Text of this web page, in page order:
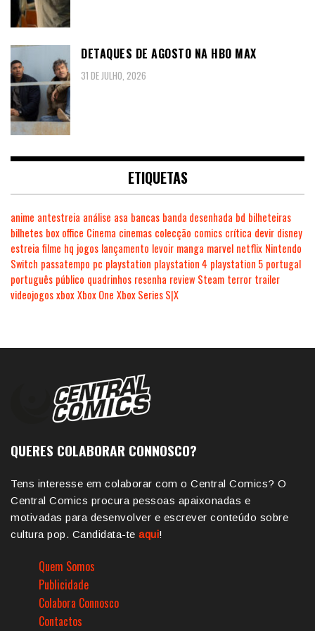
DETAQUES DE AGOSTO NA HBO MAX
31 DE JULHO, 2026
ETIQUETAS
anime antestreia análise asa bancas banda desenhada bd bilheteiras
bilhetes box office Cinema cinemas colecção comics crítica devir disney
estreia filme hq jogos lançamento levoir manga marvel netflix Nintendo
Switch passatempo pc playstation playstation 4 playstation 5 portugal
português público quadrinhos resenha review Steam terror trailer
videojogosxboxXbox One Xbox Series S|X
QUERES COLABORAR CONNOSCO?
Tens interesse em colaborar com o Central Comics? O
Central Comics procura pessoas apaixonadas e
motivadas para desenvolver e escrever conteúdo sobre
cultura pop. Candidata-te aqui!
Quem Somos
Publicidade
Colabora Connosco
Contactos